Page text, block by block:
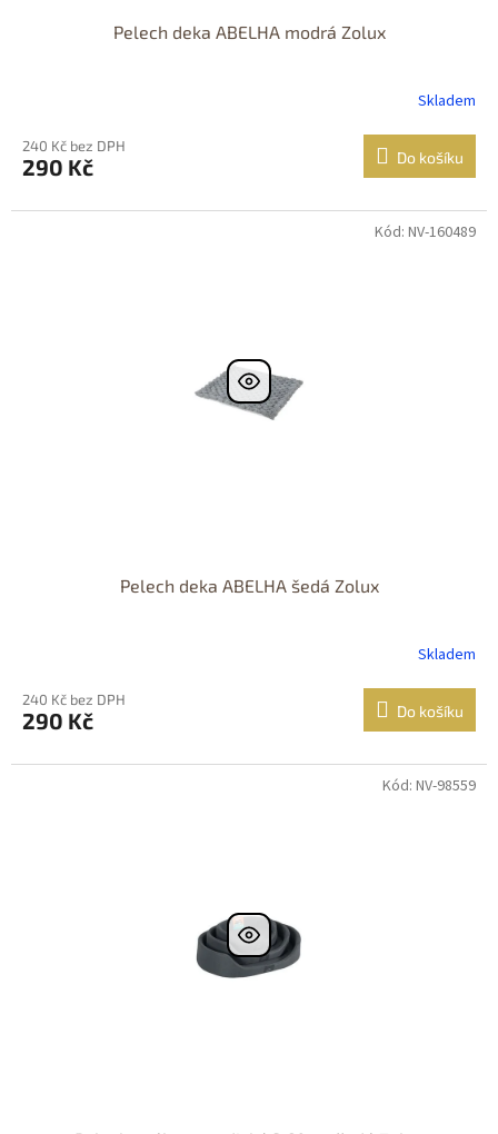
Pelech deka ABELHA modrá Zolux
Skladem
240 Kč bez DPH
290 Kč Do košíku
Pelech deka ABELHA šedá Zolux
Skladem
240 Kč bez DPH
290 Kč Do košíku
Kód: NV-160489
Kód: NV-98559